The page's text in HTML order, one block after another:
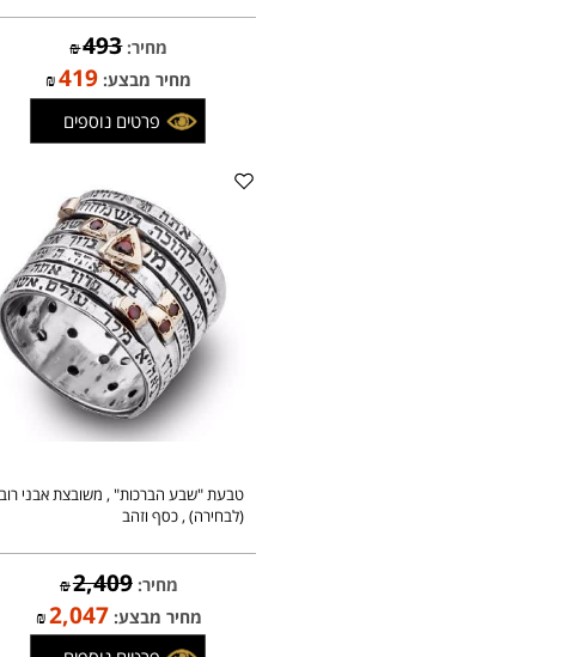
מחיר: ₪493
מחיר מבצע: ₪419
טבעת "שבע הברכות" , משובצת אבני רובי
(לבחירה) , כסף וזהב
מחיר: ₪ 2,409